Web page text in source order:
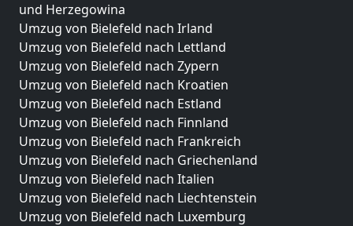
und Herzegowina
Umzug von Bielefeld nach Irland
Umzug von Bielefeld nach Lettland
Umzug von Bielefeld nach Zypern
Umzug von Bielefeld nach Kroatien
Umzug von Bielefeld nach Estland
Umzug von Bielefeld nach Finnland
Umzug von Bielefeld nach Frankreich
Umzug von Bielefeld nach Griechenland
Umzug von Bielefeld nach Italien
Umzug von Bielefeld nach Liechtenstein
Umzug von Bielefeld nach Luxemburg